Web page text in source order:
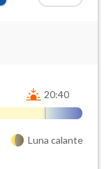
20:40
Luna calante